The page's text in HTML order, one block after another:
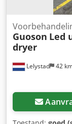
Lelystad 42
Guoson Led
dryer